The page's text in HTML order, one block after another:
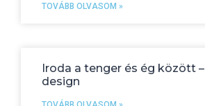
TOVÁBB OLVASOM »
Iroda a tenger és ég között
design